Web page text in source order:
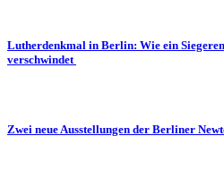
Lutherdenkmal in Berlin: Wie ein
verschwindet
Zwei neue Ausstellungen der Berliner